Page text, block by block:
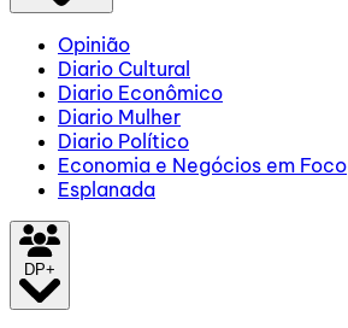
Opinião
Diario Cultural
Diario Econômico
Diario Mulher
Diario Político
Economia e Negócios em Foco
Esplanada
DP+